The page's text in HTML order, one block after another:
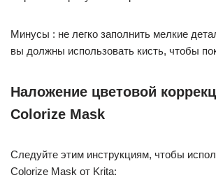
Минусы : не легко заполнить мелкие
вы должны использовать кисть, чтобы
Наложение цветовой
Colorize Mask
Следуйте этим инструкциям, чтобы
Colorize Mask от Krita: